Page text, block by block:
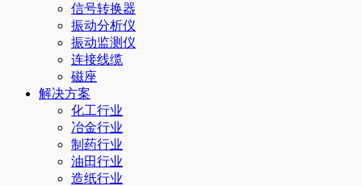
信号转换器
振动分析仪
振动监测仪
连接线缆
磁座
解决方案
化工行业
冶金行业
制药行业
油田行业
造纸行业